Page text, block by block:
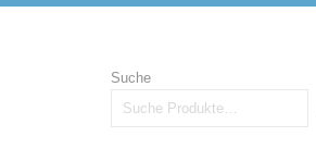
Suche